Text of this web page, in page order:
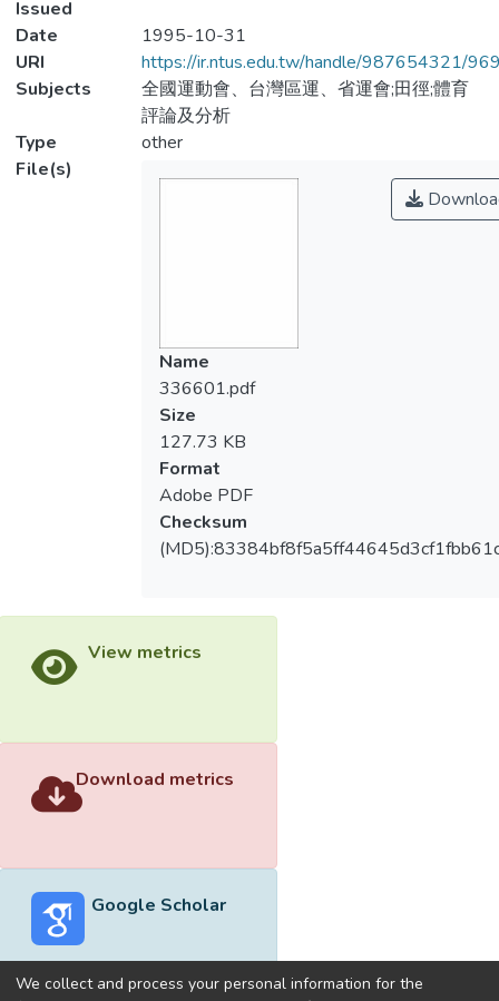
Issued
Date
1995-10-31
URI
https://ir.ntus.edu.tw/handle/987654321/
Subjects
全國運動會、台灣區運、省運會;田徑;體育
評論及分析
Type
other
File(s)
Name
336601.pdf
Size
127.73 KB
Format
Adobe PDF
Checksum
View metrics
Download metrics
Google Scholar
We collect and process your personal information for the